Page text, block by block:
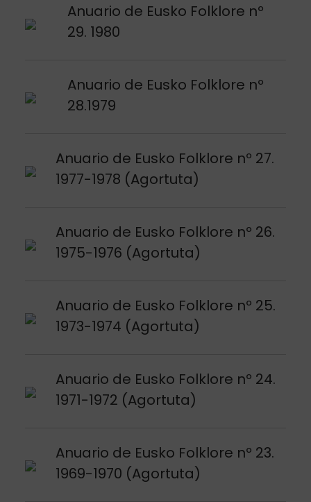
Anuario de Eusko Folklore nº
29. 1980
Argitalpena ikusi
Anuario de Eusko Folklore nº
28.1979
Argitalpena ikusi
Anuario de Eusko Folklore nº 27.
1977-1978 (Agortuta)
Argitalpena ikusi
Anuario de Eusko Folklore nº 26.
1975-1976 (Agortuta)
Argitalpena ikusi
Anuario de Eusko Folklore nº 25.
1973-1974 (Agortuta)
Argitalpena ikusi
Anuario de Eusko Folklore nº 24.
1971-1972 (Agortuta)
Argitalpena ikusi
Anuario de Eusko Folklore nº 23.
1969-1970 (Agortuta)
Argitalpena ikusi